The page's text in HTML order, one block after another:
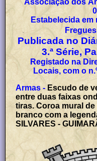
Estabelecida
Publicada no
3.ª Série,
Registado na
Locais, com o
Armas - Escudo de
entre duas faixas
tiras. Coroa mural
branco com a
SILVARES -